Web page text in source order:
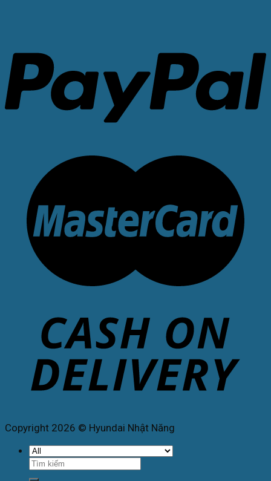
Copyright 2026 © Hyundai Nhật Năng
Tìm
kiếm: